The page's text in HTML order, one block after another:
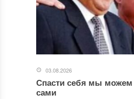
03.08.2026
Спасти себя мы можем
сами